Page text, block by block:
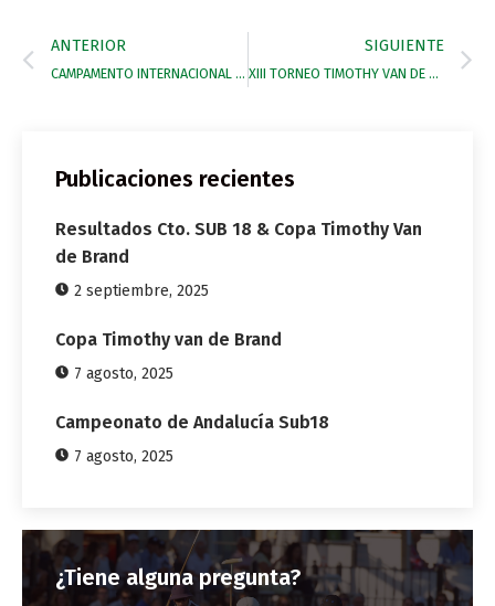
ANTERIOR
CAMPAMENTO INTERNACIONAL DE POLO
SIGUIENTE
XIII TORNEO TIMOTHY VAN DE BRAND
Publicaciones recientes
Resultados Cto. SUB 18 & Copa Timothy Van
de Brand
2 septiembre, 2025
Copa Timothy van de Brand
7 agosto, 2025
Campeonato de Andalucía Sub18
7 agosto, 2025
¿Tiene alguna pregunta?